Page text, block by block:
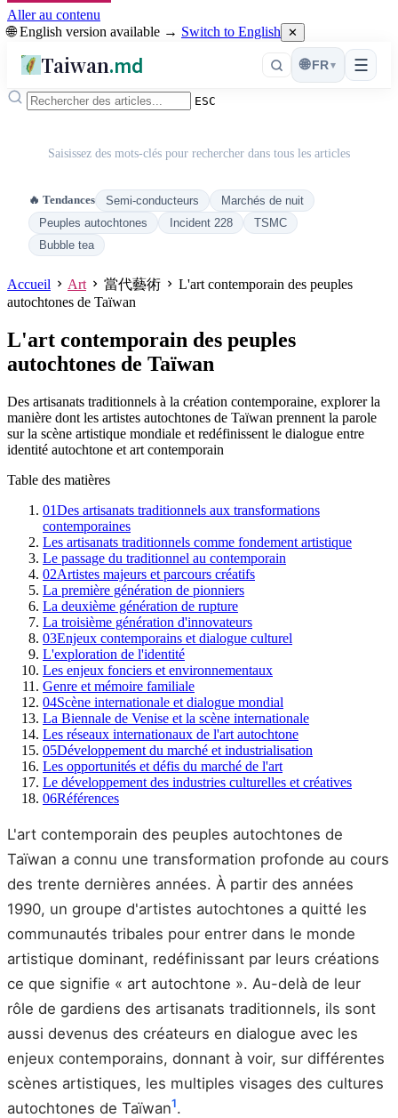
Aller au contenu
🌐 English version available → Switch to English ✕
Taiwan.md ☰
🌐 FR ▾
ESC
Saisissez des mots-clés pour rechercher dans tous les articles
🔥 Tendances Semi-conducteurs
Marchés de nuit
Peuples autochtones
Incident 228
TSMC
Bubble tea
Accueil Art 當代藝術
L'art contemporain des peuples
autochtones de Taïwan
L'art contemporain des peuples
autochtones de Taïwan
Des artisanats traditionnels à la création contemporaine, explorer la
manière dont les artistes autochtones de Taïwan prennent la parole
sur la scène artistique mondiale et redéfinissent le dialogue entre
identité autochtone et art contemporain
Table des matières
01Des artisanats traditionnels aux transformations
contemporaines
Les artisanats traditionnels comme fondement artistique
Le passage du traditionnel au contemporain
02Artistes majeurs et parcours créatifs
La première génération de pionniers
La deuxième génération de rupture
La troisième génération d'innovateurs
03Enjeux contemporains et dialogue culturel
L'exploration de l'identité
Les enjeux fonciers et environnementaux
Genre et mémoire familiale
04Scène internationale et dialogue mondial
La Biennale de Venise et la scène internationale
Les réseaux internationaux de l'art autochtone
05Développement du marché et industrialisation
Les opportunités et défis du marché de l'art
Le développement des industries culturelles et créatives
06Références
L'art contemporain des peuples autochtones de
Taïwan a connu une transformation profonde au cours
des trente dernières années. À partir des années
1990, un groupe d'artistes autochtones a quitté les
communautés tribales pour entrer dans le monde
artistique dominant, redéfinissant par leurs créations
ce que signifie « art autochtone ». Au-delà de leur
rôle de gardiens des artisanats traditionnels, ils sont
aussi devenus des créateurs en dialogue avec les
enjeux contemporains, donnant à voir, sur différentes
scènes artistiques, les multiples visages des cultures
autochtones de Taïwan1.